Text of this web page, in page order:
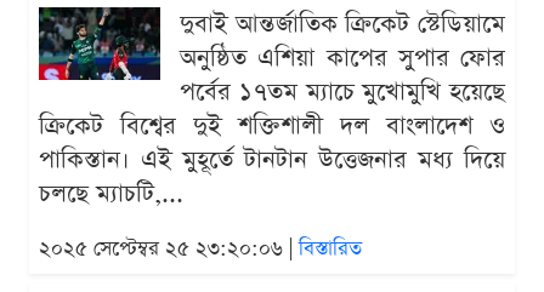
দুবাই আন্তর্জাতিক ক্রিকেট স্টেডিয়ামে
অনুষ্ঠিত এশিয়া কাপের সুপার ফোর
পর্বের ১৭তম ম্যাচে মুখোমুখি হয়েছে
ক্রিকেট বিশ্বের দুই শক্তিশালী দল বাংলাদেশ ও
পাকিস্তান। এই মুহূর্তে টানটান উত্তেজনার মধ্য দিয়ে
চলছে ম্যাচটি,...
২০২৫ সেপ্টেম্বর ২৫ ২৩:২০:০৬ |বিস্তারিত